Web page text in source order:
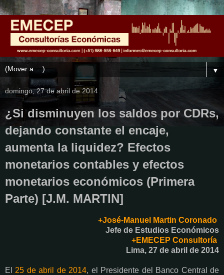
▼
domingo, 27 de abril de 2014
¿Si disminuyen los saldos por CDRs,
dejando constante el encaje,
aumenta la liquidez? Efectos
monetarios contables y efectos
monetarios económicos (Primera
Parte) [J.M. MARTIN]
+José-Manuel Martin Coronado
Jefe de Estudios Económicos
+EMECEP Consultoría
Lima, 27 de abril de 2014
El 25 de abril de 2014, el Presidente del Banco Central de